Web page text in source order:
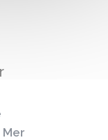
Mer